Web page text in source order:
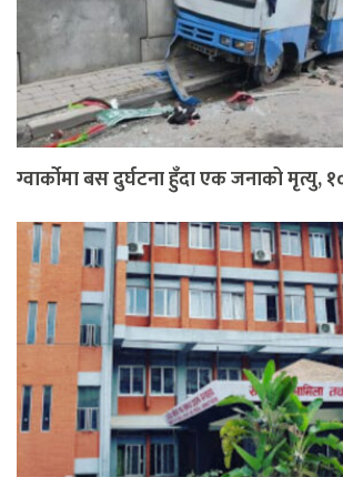
ग्वार्कोमा बस दुर्घटना हुँदा एक जनाको मृत्यु,